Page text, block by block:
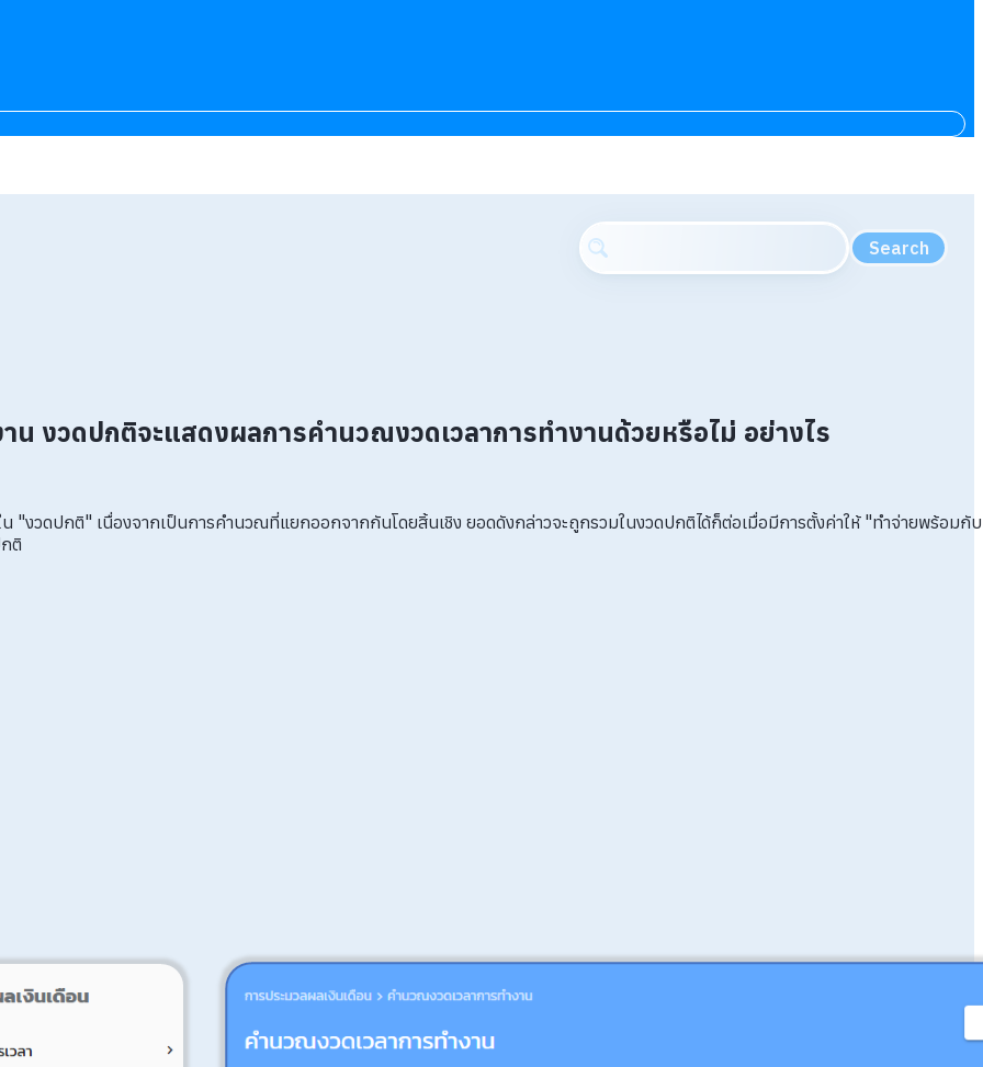
Search
น งวดปกติจะแสดงผลการคำนวณงวดเวลาการทำงานด้วยหรือไม่ อย่างไร
"งวดปกติ" เนื่องจากเป็นการคำนวณที่แยกออกจากกันโดยสิ้นเชิง ยอดดังกล่าวจะถูกรวมในงวดปกติได้ก็ต่อเมื่อมีการตั้งค่าให้ "ทำจ่ายพร้อมกับ
ติ